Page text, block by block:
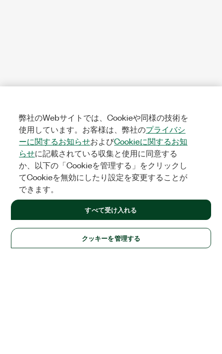
弊社のWebサイトでは、Cookieや同様の技術を
使用しています。お客様は、弊社のプライバシ
ーに関するお知らせおよびCookieに関するお知
らせに記載されている収集と使用に同意する
か、以下の「Cookieを管理する」をクリックし
てCookieを無効にしたり設定を変更することが
できます。
クッキーを管理する
すべて受け入れる